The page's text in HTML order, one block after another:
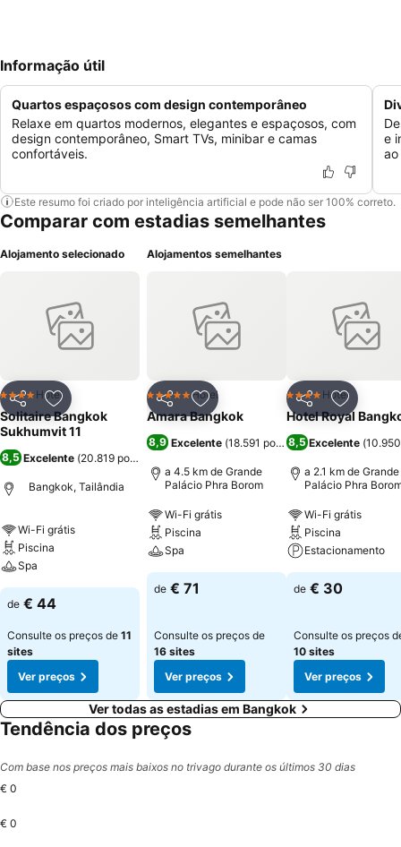
Informação útil
Quartos espaçosos com design contemporâneo
Relaxe em quartos modernos, elegantes e espaçosos, com
design contemporâneo, Smart TVs, minibar e camas
confortáveis.
e
ao
Este resumo foi criado por inteligência artificial e pode não ser 100% correto.
Comparar com estadias semelhantes
Alojamento selecionado
PartilharAdicionar aos favoritos
4 EstrelasHotel
Solitaire Bangkok
Sukhumvit 11
8,5 Excelente (20.819 pontuações
Bangkok, Tailândia
Wi-Fi grátis
Piscina
Spa
de € 44
Consulte os preços de 11
sites
Ver preços
Alojamentos semelhantes
PartilharAdicionar aos favoritos
5 EstrelasHotel
Amara Bangkok
8,9 Excelente (18.591 pontuações)
a 4.5 km de Grande
Palácio Phra Borom
Wi-Fi grátis
Piscina
Spa
de € 71
Consulte os preços de
16 sites
Ver preços
Partilhar
4 EstrelasHotel
Hotel Royal
8,5 Excelente (
a 2.1 km de Grande
Palácio Phra
Wi-Fi grátis
Piscina
Estacionamento
de € 30
Consulte os preços
10 sites
Ver preços
Ver todas as estadias em Bangkok
Tendência dos preços
Com base nos preços mais baixos no trivago durante os últimos 30 dias
€ 0
€ 0